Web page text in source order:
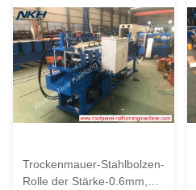
Trockenmauer-Stahlbolzen-
Rolle der Stärke-0.6mm,